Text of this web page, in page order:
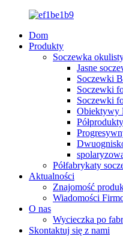
Dom
Produkty
Soczewka
Jasne
Soczewki
Soczewki
Soczewki
Obiektywy
Półfabrykaty
Aktualności
Znajomość
Wiadomości
O nas
Wycieczka po
Skontaktuj się z nami